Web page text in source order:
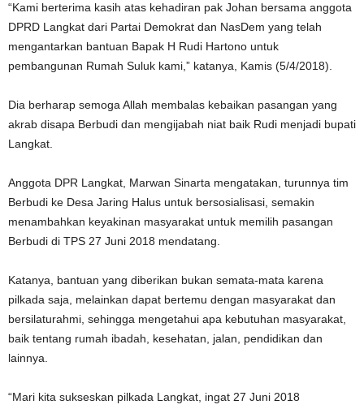
“Kami berterima kasih atas kehadiran pak Johan bersama anggota
DPRD Langkat dari Partai Demokrat dan NasDem yang telah
mengantarkan bantuan Bapak H Rudi Hartono untuk
pembangunan Rumah Suluk kami,” katanya, Kamis (5/4/2018).
Dia berharap semoga Allah membalas kebaikan pasangan yang
akrab disapa Berbudi dan mengijabah niat baik Rudi menjadi bupati
Langkat.
Anggota DPR Langkat, Marwan Sinarta mengatakan, turunnya tim
Berbudi ke Desa Jaring Halus untuk bersosialisasi, semakin
menambahkan keyakinan masyarakat untuk memilih pasangan
Berbudi di TPS 27 Juni 2018 mendatang.
Katanya, bantuan yang diberikan bukan semata-mata karena
pilkada saja, melainkan dapat bertemu dengan masya­rakat dan
bersilaturahmi, sehingga mengetahui apa kebutuhan masyarakat,
baik ten­tang rumah ibadah, ke­sehatan, jalan, pendidikan dan
lainnya.
“Mari kita sukseskan pilkada Langkat, ingat 27 Juni 2018